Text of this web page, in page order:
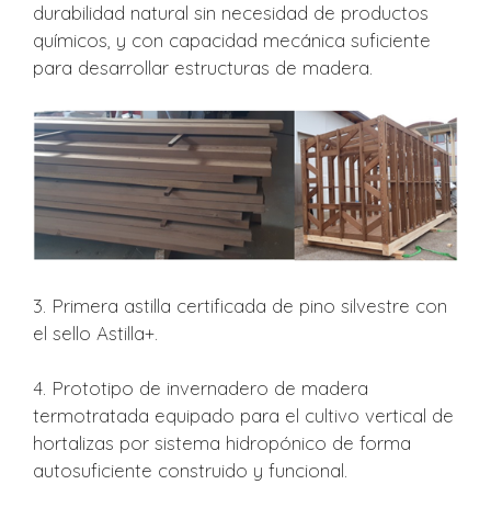
durabilidad natural sin necesidad de productos
químicos, y con capacidad mecánica suficiente
para desarrollar estructuras de madera.
3. Primera astilla certificada de pino silvestre con
el sello Astilla+.
4. Prototipo de invernadero de madera
termotratada equipado para el cultivo vertical de
hortalizas por sistema hidropónico de forma
autosuficiente construido y funcional.